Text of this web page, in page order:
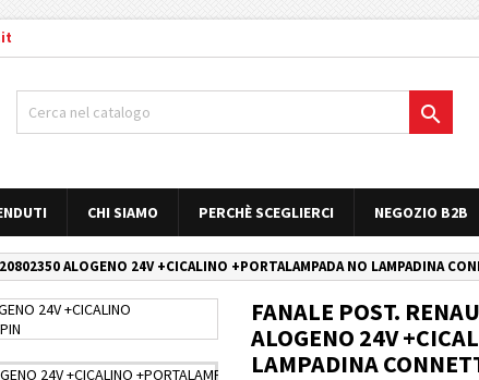

CHI SIAMO PERCHÈ SCEGLIERCI NEGOZIO B2B
ALOGENO 24V +CICALINO +PORTALAMPADA NO LAMPADINA
FANALE POST.
ALOGENO 24V
LAMPADINA